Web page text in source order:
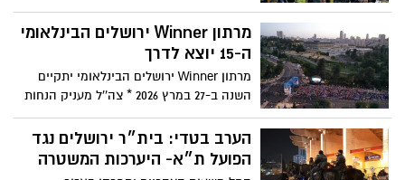
צמוד, 1:0 על מכבי בני ריינה באצטדיון טדי
בירושלים במסגרת המחזור ה-18 של עונת
2025/26. הניצחון הוא החמישי ברצף של
הצהובים-שחורים בליגה ומחזק את מיקומה
בצמרת טבלת הליגה
מרתון Winner ירושלים הבינלאומי
ה-15 יוצא לדרך
מרתון Winner ירושלים הבינלאומי יתקיים
השנה ב-27 במרץ 2026 * צה''ל מעניק הנחות
מיוחדות למשתתפים מקרב אנשי המילואים,
בני ובנות הזוג * משה ליאון, ראש העיר
ירושלים: "במרתון נציין יחד את העוצמה,
הערב בטדי: בית״ר ירושלים נגד
הפועל ת״א- היערכות המשטרה